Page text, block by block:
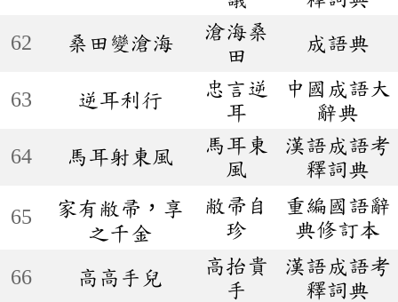
62
桑田變滄海
滄海桑
田
成語典
63 逆耳利行
忠言逆
耳
中國成語大
辭典
64
馬耳射東風
馬耳東
風
漢語成語考
釋詞典
65
家有敝帚，享
之千金
敝帚自
珍
重編國語辭
典修訂本
66 高高手兒
高抬貴
手
漢語成語考
釋詞典